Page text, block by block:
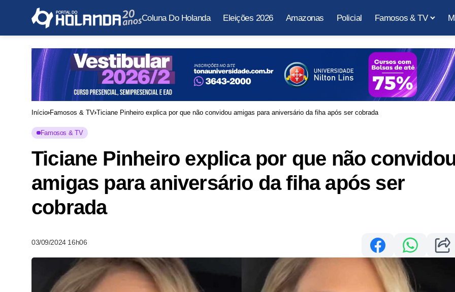
Coluna Do Holanda Eleições 2026 Amazonas Policial Famosos & TV
Início Famosos & TV Ticiane Pinheiro explica por que não convidou amigas para aniversário da fiha após ser cobrada
Famosos & TV
Ticiane Pinheiro explica por que não
amigas para aniversário da fiha após ser
cobrada
03/09/2024 16h06